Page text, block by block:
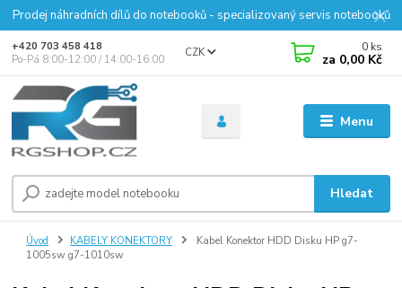
Prodej náhradních dílů do notebooků - specializovaný servis notebooků
Menu
CZK
Hledat
+420 703 458 418
Po-Pá 8:00-12:00 / 14:00-16:00
0 ks
za 0,00 Kč
Úvod KABELY KONEKTORY
Kabel Konektor HDD Disku HP g7-
1005sw g7-1010sw